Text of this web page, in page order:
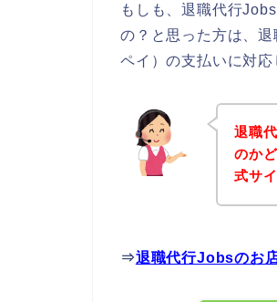
もしも、退職代行
の？と思った方は、
ペイ）の支払いに対
退職
のか
式サ
⇒退職代行Jobsのお